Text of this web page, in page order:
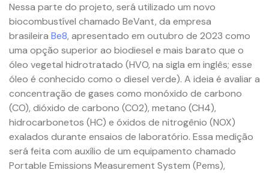
Nessa parte do projeto, será utilizado um novo
biocombustível chamado BeVant, da empresa
brasileira Be8, apresentado em outubro de 2023 como
uma opção superior ao biodiesel e mais barato que o
óleo vegetal hidrotratado (HVO, na sigla em inglês; esse
óleo é conhecido como o diesel verde). A ideia é avaliar a
concentração de gases como monóxido de carbono
(CO), dióxido de carbono (CO2), metano (CH4),
hidrocarbonetos (HC) e óxidos de nitrogênio (NOX)
exalados durante ensaios de laboratório. Essa medição
será feita com auxílio de um equipamento chamado
Portable Emissions Measurement System (Pems),